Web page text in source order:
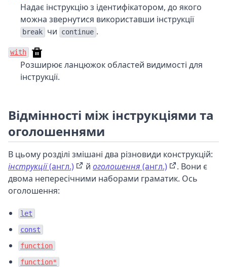
Надає інструкцію з ідентифікатором, до якого
можна звернутися використавши інструкції
break чи continue .
with
Розширює ланцюжок областей видимості для
інструкції.
Відмінності між інструкціями та
оголошеннями
В цьому розділі змішані два різновиди конструкцій:
інструкції(англ.) й оголошення (англ.)
. Вони є
двома непересічними наборами граматик. Ось
оголошення:
let
const
function
function*